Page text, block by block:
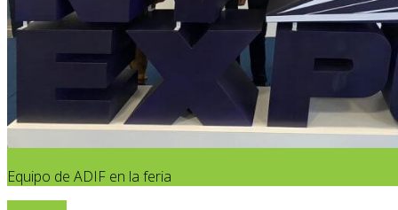
Equipo de ADIF en la feria